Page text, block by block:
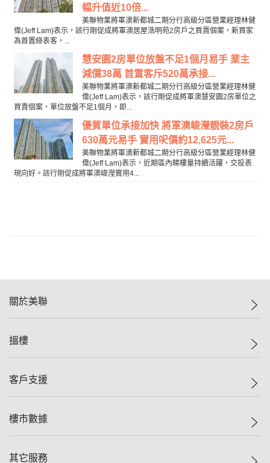
幅升值近10倍...
美聯物業將軍澳新都城二期分行高級分區營業經理林健
偉(Jeff Lam)表示，該行剛促成將軍澳居屋浩明苑2房戶之買賣個案，新買家
為首置綠表客，...
慧安園2房單位放盤不足1個月易手 業主
減價38萬 首置客斥520萬承接...
美聯物業將軍澳新都城二期分行高級分區營業經理林健
偉(Jeff Lam)表示，該行剛促成將軍澳慧安園2房單位之
買賣個案，單位放盤不足1個月，即...
優質單位承接加快 將軍澳峻瀅靚裝2房戶
630萬元易手 實用呎價約12,625元...
美聯物業將軍澳新都城二期分行高級分區營業經理林健
偉(Jeff Lam)表示，近期區內睇樓量持續活躍，交投表
現向好。該行剛促成將軍澳峻瀅實用4...
關於美聯
美聯集團
人才招募
搵樓
一手新盤
減價
美聯豪宅
客戶支援
自助放盤
樓市數據
樓價指數
其它服務